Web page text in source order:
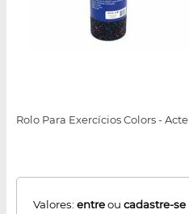
Rolo Para Exercícios Colors - Acte
Valores: entreou cadastre-se